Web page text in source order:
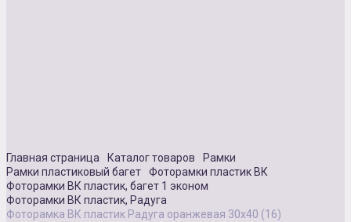
Главная страница Каталог товаров
Рамки
Рамки пластиковый багет
Фоторамки пластик ВК
Фоторамки ВК пластик, багет 1 эконом
Фоторамки ВК пластик, Радуга
Фоторамка ВК пластик Радуга оранжевая 30х40 (16)